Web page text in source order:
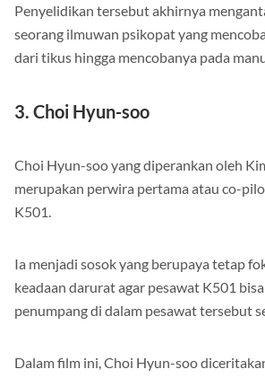
Penyelidikan tersebut akhirnya
seorang ilmuwan psikopat yang
dari tikus hingga mencobanya pada
3. Choi Hyun-soo
Choi Hyun-soo yang diperankan oleh
merupakan perwira pertama atau co-
K501.
Ia menjadi sosok yang berupaya tetap
keadaan darurat agar pesawat K501
penumpang di dalam pesawat tersebut
Dalam film ini, Choi Hyun-soo